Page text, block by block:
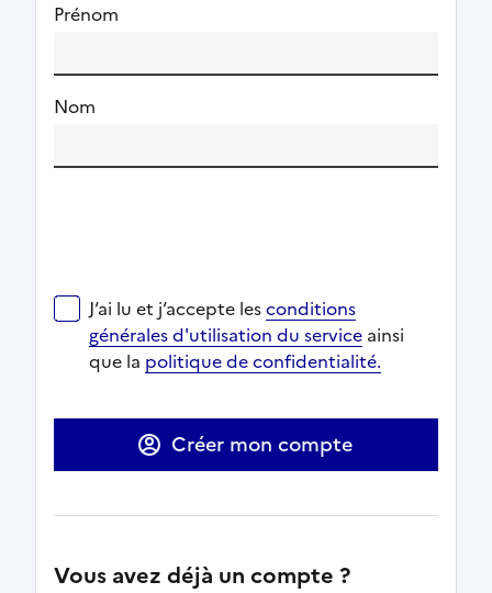
Prénom
Nom
J‘ai lu et j‘accepte lesconditions générales
Ouverture dans un nouvel onglet
Ouverture dans un nouvel onglet
J‘ai lu et j‘accepte lesconditions
générales d'utilisation du service
Ouverture dans un nouvel onglet
ainsi
que la politique de confidentialité.
Créer mon compte
Vous avez déjà un compte ?